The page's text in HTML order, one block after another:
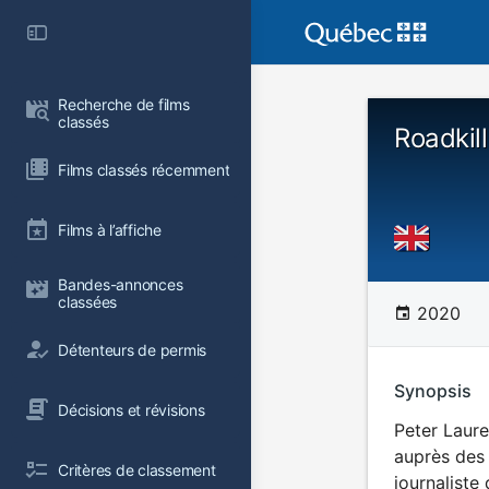
Recherche de films
classés
Films classés récemment
Films à l’affiche
Bandes-annonces
classées
Détenteurs de permis
Décisions et révisions
Critères de classement
Roadkill
2020
Synopsis
Peter
auprès
journaliste